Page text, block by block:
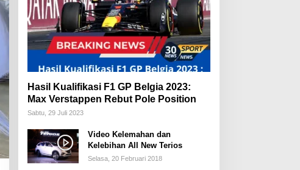
Hasil Kualifikasi F1 GP Belgia 2023:
Max Verstappen Rebut Pole Position
Sabtu, 29 Juli 2023
Video Kelemahan dan
Kelebihan All New Terios
Selasa, 20 Februari 2018